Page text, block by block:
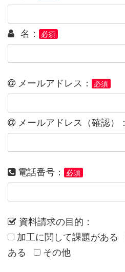
名： 必須
メールアドレス： 必須
メールアドレス（確認）：
電話番号： 必須
資料請求の目的：
加工に関して課題がある
ある
その他